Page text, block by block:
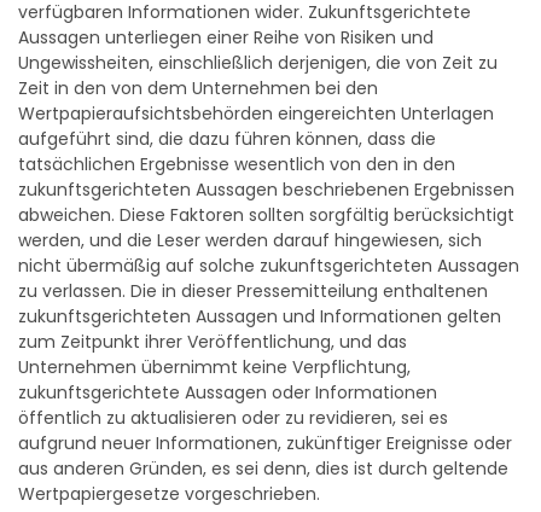
verfügbaren Informationen wider. Zukunftsgerichtete
Aussagen unterliegen einer Reihe von Risiken und
Ungewissheiten, einschließlich derjenigen, die von Zeit zu
Zeit in den von dem Unternehmen bei den
Wertpapieraufsichtsbehörden eingereichten Unterlagen
aufgeführt sind, die dazu führen können, dass die
tatsächlichen Ergebnisse wesentlich von den in den
zukunftsgerichteten Aussagen beschriebenen Ergebnissen
abweichen. Diese Faktoren sollten sorgfältig berücksichtigt
werden, und die Leser werden darauf hingewiesen, sich
nicht übermäßig auf solche zukunftsgerichteten Aussagen
zu verlassen. Die in dieser Pressemitteilung enthaltenen
zukunftsgerichteten Aussagen und Informationen gelten
zum Zeitpunkt ihrer Veröffentlichung, und das
Unternehmen übernimmt keine Verpflichtung,
zukunftsgerichtete Aussagen oder Informationen
öffentlich zu aktualisieren oder zu revidieren, sei es
aufgrund neuer Informationen, zukünftiger Ereignisse oder
aus anderen Gründen, es sei denn, dies ist durch geltende
Wertpapiergesetze vorgeschrieben.